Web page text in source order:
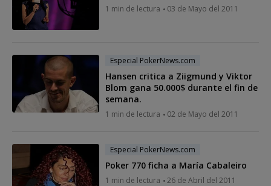
1 min de lectura 03 de Mayo del 2011
Especial PokerNews.com
Hansen critica a Ziigmund y Viktor
Blom gana 50.000$ durante el fin de
semana.
1 min de lectura 02 de Mayo del 2011
Especial PokerNews.com
Poker 770 ficha a María Cabaleiro
1 min de lectura 26 de Abril del 2011